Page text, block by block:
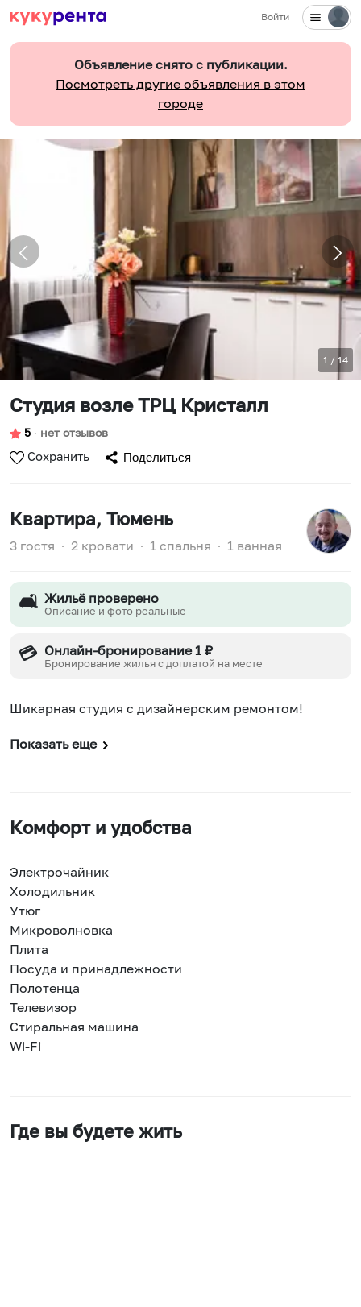
Войти
Объявление снято с публикации.
Посмотреть другие объявления в этом
городе
1 / 14
Студия возле ТРЦ Кристалл
5 ∙ нет отзывов
Сохранить Поделиться
Квартира, Тюмень
3 гостя ∙ 2 кровати ∙ 1 спальня ∙ 1 ванная
🛋️ Жильё проверено
Описание и фото реальные
💳 Онлайн-бронирование 1 ₽
Бронирование жилья с доплатой на месте
Шикарная студия с дизайнерским ремонтом!
Показать еще
Комфорт и удобства
Электрочайник
Холодильник
Утюг
Микроволновка
Плита
Посуда и принадлежности
Полотенца
Телевизор
Стиральная машина
Wi-Fi
Где вы будете жить